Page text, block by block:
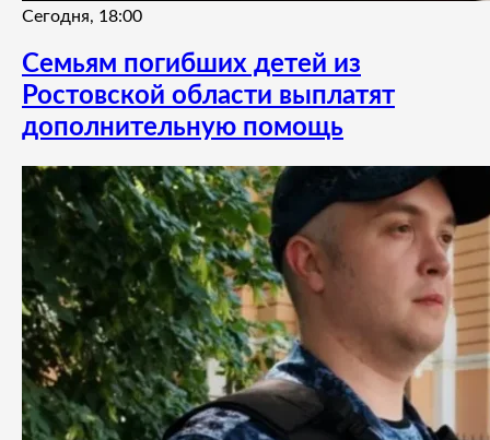
Сегодня, 18:00
Семьям погибших детей из
Ростовской области выплатят
дополнительную помощь